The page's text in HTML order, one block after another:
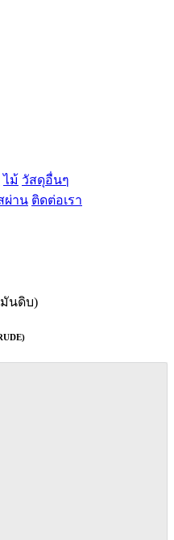
ไม้ วัสดุอื่นๆ
ผ่าน ติดต่อเรา
นดิบ)